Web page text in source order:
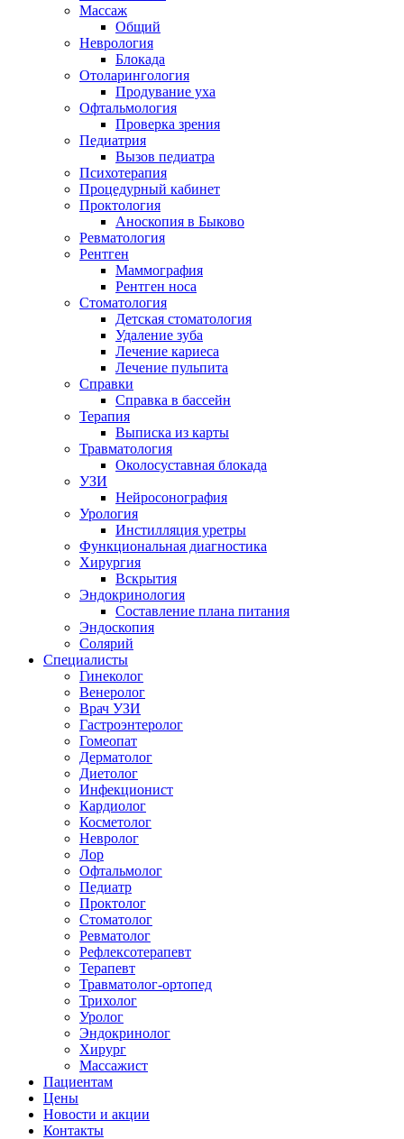
Массаж
Общий
Неврология
Блокада
Отоларингология
Продувание уха
Офтальмология
Проверка зрения
Педиатрия
Вызов педиатра
Психотерапия
Процедурный кабинет
Проктология
Аноскопия в Быково
Ревматология
Рентген
Маммография
Рентген носа
Стоматология
Детская стоматология
Удаление зуба
Лечение кариеса
Лечение пульпита
Справки
Справка в бассейн
Терапия
Выписка из карты
Травматология
Околосуставная блокада
УЗИ
Нейросонография
Урология
Инстилляция уретры
Функциональная диагностика
Хирургия
Вскрытия
Эндокринология
Составление плана питания
Эндоскопия
Солярий
Специалисты
Гинеколог
Венеролог
Врач УЗИ
Гастроэнтеролог
Гомеопат
Дерматолог
Диетолог
Инфекционист
Кардиолог
Косметолог
Невролог
Лор
Офтальмолог
Педиатр
Проктолог
Стоматолог
Ревматолог
Рефлексотерапевт
Терапевт
Травматолог-ортопед
Трихолог
Уролог
Эндокринолог
Хирург
Массажист
Пациентам
Цены
Новости и акции
Контакты